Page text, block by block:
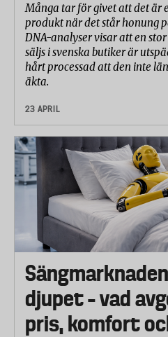
Många tar för givet att det är
produkt när det står honung
DNA-analyser visar att en
säljs i svenska butiker är
hårt processad att den inte
äkta.
23 APRIL
djupet – vad
pris, komfort